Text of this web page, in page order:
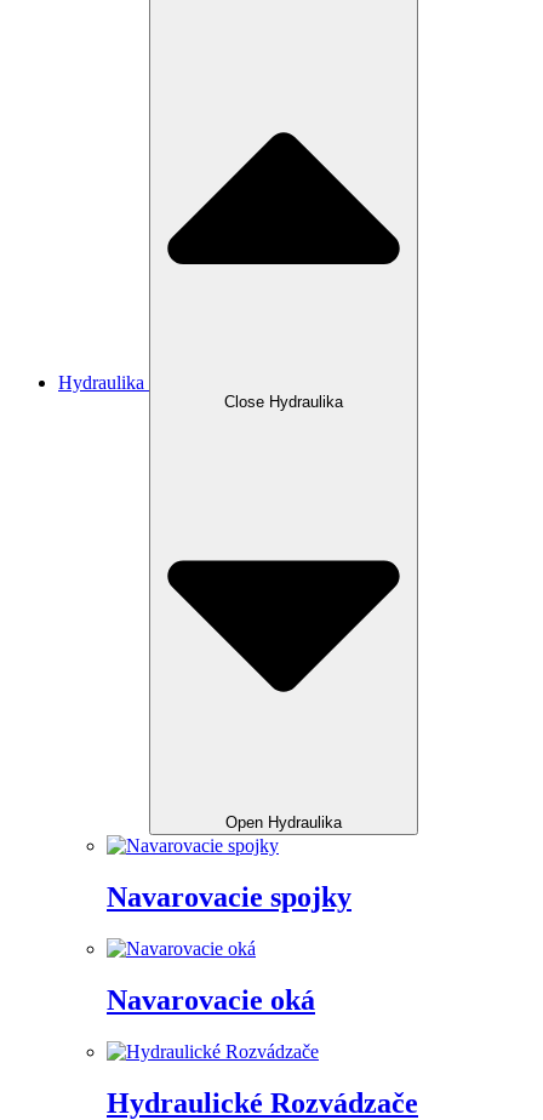
Hydraulika
Close Hydraulika
Open Hydraulika
Navarovacie spojky
Navarovacie oká
Hydraulické Rozvádzače